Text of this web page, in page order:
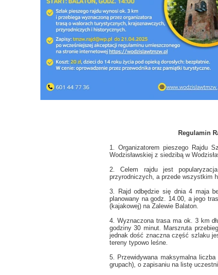
Regulamin
1. Organizatorem pieszego Rajdu
Wodzisławskiej z siedzibą w
2. Celem rajdu jest
przyrodniczych, a przede wszystkim
3. Rajd odbędzie się dnia 4 maja
planowany na godz. 14.00, a jego
(kajakowej) na Zalewie Balaton.
4. Wyznaczona trasa ma ok. 3 km
godziny 30 minut. Marszruta
jednak dość znaczna część szlaku
tereny typowo leśne.
5. Przewidywana maksymalna
grupach), o zapisaniu na listę